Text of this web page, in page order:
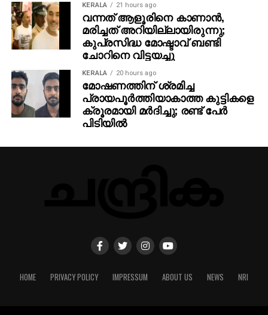
KERALA 21 hours ago
വന്നത് ആളൂരിനെ കാണാന്‍,
മരിച്ചത് അറിയില്ലായിരുന്നു;
കുപ്രസിദ്ധ മോഷ്ടാവ് ബണ്ടി
ചോറിനെ വിട്ടയച്ചു
KERALA 20 hours ago
മോഷണത്തിന് ശ്രമിച്ച
പ്രായപൂര്‍ത്തിയാകാത്ത കുട്ടികളെ
ക്രൂരമായി മര്‍ദിച്ചു; രണ്ട് പേര്‍
പിടിയില്‍
HOME PRIVACY POLICY IMPRESSUM ABOUT US NEWS NRI